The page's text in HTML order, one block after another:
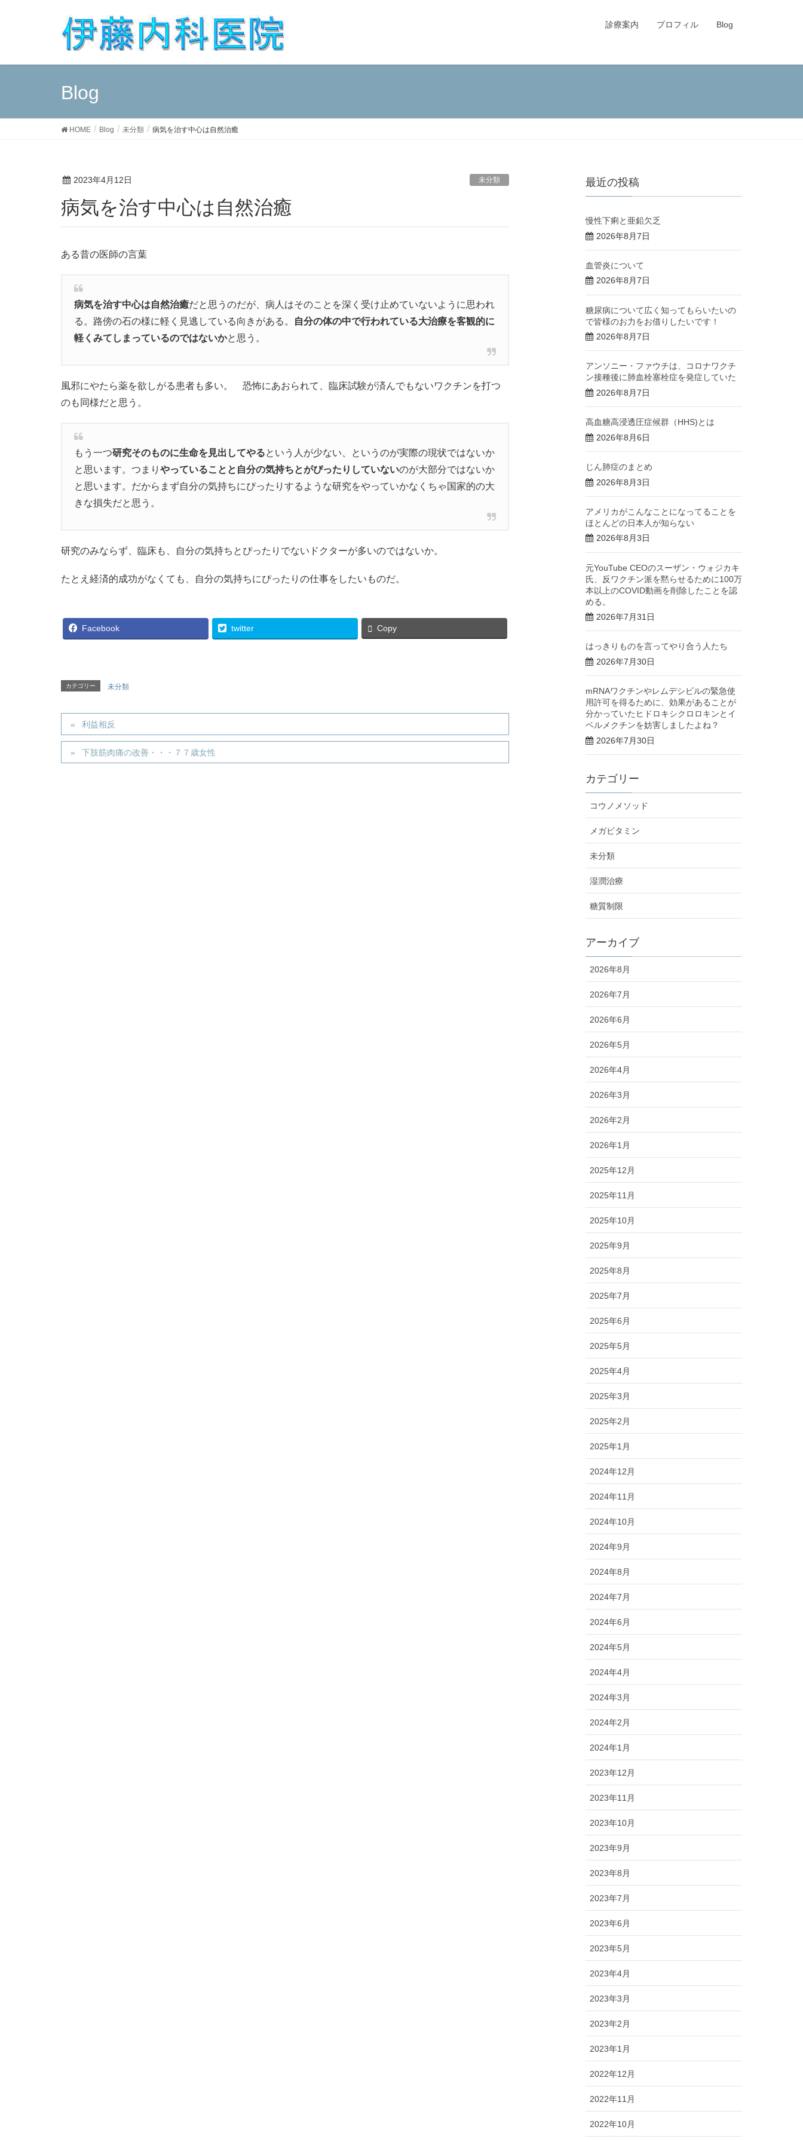
診療案内 プロフィル Blog
Blog
HOME Blog 未分類 病気を治す中心は自然治癒
2023年4月12日 未分類
病気を治す中心は自然治癒
ある昔の医師の言葉
病気を治す中心は自然治癒だと思うのだが、病人はそのことを深く受け止めていないように思われ
る。路傍の石の様に軽く見逃している向きがある。
自分の体の中で行われている大治療を客観的に
軽くみてしまっているのではないかと思う。
風邪にやたら薬を欲しがる患者も多い。 恐怖にあおられて、臨床試験が済んでもないワクチンを打つ
のも同様だと思う。
もう一つ研究そのものに生命を見出してやるという人が少ない、というのが実際の現状ではないか
と思います。つまり やっていることと自分の気持ちとがぴったりしていないのが大部分ではないか
と思います。だからまず自分の気持ちにぴったりするような研究をやっていかなくちゃ国家的の大
きな損失だと思う。
研究のみならず、臨床も、自分の気持ちとぴったりでないドクターが多いのではないか。
たとえ経済的成功がなくても、自分の気持ちにぴったりの仕事をしたいものだ。
Facebook twitter Copy
カテゴリー 未分類
利益相反
下肢筋肉痛の改善・・・７７歳女性
最近の投稿
慢性下痢と亜鉛欠乏
2026年8月7日
血管炎について
2026年8月7日
糖尿病について広く知ってもらいたいの
で皆様のお力をお借りしたいです！
2026年8月7日
アンソニー・ファウチは、コロナワクチ
ン接種後に肺血栓塞栓症を発症していた
2026年8月7日
高血糖高浸透圧症候群（HHS)とは
2026年8月6日
じん肺症のまとめ
2026年8月3日
アメリカがこんなことになってることを
ほとんどの日本人が知らない
2026年8月3日
元YouTube CEOのスーザン・ウォジカキ
氏、反ワクチン派を黙らせるために100万
本以上のCOVID動画を削除したことを認
める。
2026年7月31日
はっきりものを言ってやり合う人たち
2026年7月30日
mRNAワクチンやレムデシビルの緊急使
用許可を得るために、効果があることが
分かっていたヒドロキシクロロキンとイ
ベルメクチンを妨害しましたよね？
2026年7月30日
カテゴリー
コウノメソッド
メガビタミン
未分類
湿潤治療
糖質制限
アーカイブ
2026年8月
2026年7月
2026年6月
2026年5月
2026年4月
2026年3月
2026年2月
2026年1月
2025年12月
2025年11月
2025年10月
2025年9月
2025年8月
2025年7月
2025年6月
2025年5月
2025年4月
2025年3月
2025年2月
2025年1月
2024年12月
2024年11月
2024年10月
2024年9月
2024年8月
2024年7月
2024年6月
2024年5月
2024年4月
2024年3月
2024年2月
2024年1月
2023年12月
2023年11月
2023年10月
2023年9月
2023年8月
2023年7月
2023年6月
2023年5月
2023年4月
2023年3月
2023年2月
2023年1月
2022年12月
2022年11月
2022年10月